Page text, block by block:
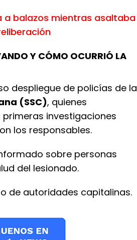
a balazos mientras asaltaba
Y CÓMO OCURRIÓ LA
despliegue de policías de la
(SSC), quienes
investigaciones
los responsables.
sobre personas
del lesionado.
de autoridades capitalinas.